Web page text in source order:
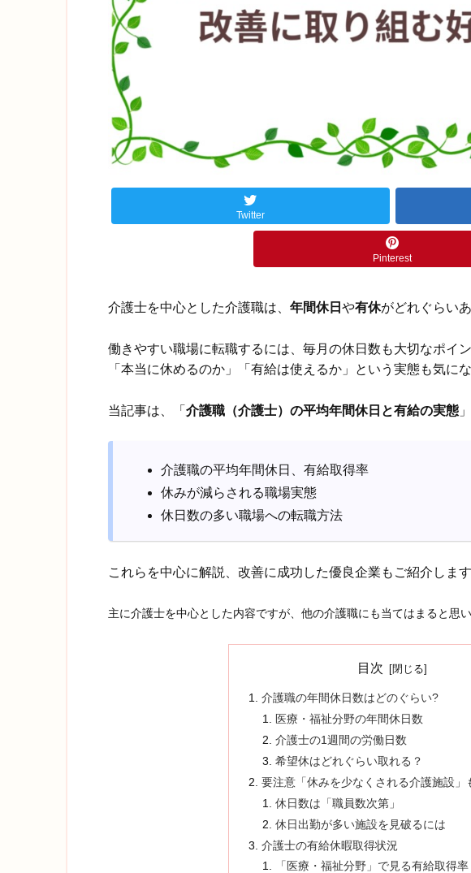
Twitter
Pinterest
介護士を中心とした介護職は、 年間休日 や有休がどれぐらい
働きやすい職場に転職するには、毎月の休日数も大切なポイン
「本当に休めるのか」「有給は使えるか」という実態も気にな
当記事は、「 介護職（介護士）の平均年間休日と有給の実態
介護職の平均年間休日、有給取得率
休みが減らされる職場実態
休日数の多い職場への転職方法
これらを中心に解説、改善に成功した優良企業もご紹介します
主に介護士を中心とした内容ですが、他の介護職にも当てはまると思い
目次
介護職の年間休日数はどのぐらい?
医療・福祉分野の年間休日数
介護士の1週間の労働日数
希望休はどれぐらい取れる？
要注意「休みを少なくされる介護施設」
休日数は「職員数次第」
休日出勤が多い施設を見破るには
介護士の有給休暇取得状況
「医療・福祉分野」で見る有給取得率